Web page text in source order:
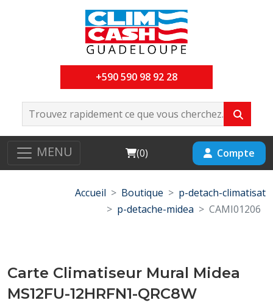
+590 590 98 92 28
MENU Cart
(0) Compte
Accueil Boutique
p-detach-climatisat
p-detache-midea
CAMI01206
Carte Climatiseur Mural Midea
MS12FU-12HRFN1-QRC8W